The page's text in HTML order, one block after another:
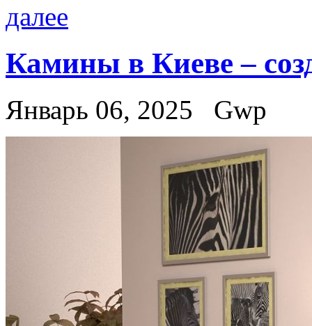
далее
Камины в Киеве –
Январь 06, 2025 Gwp